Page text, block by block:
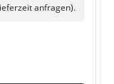
anfragen).